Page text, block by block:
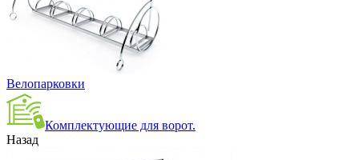
Велопарковки
Комплектующие для ворот.
Назад